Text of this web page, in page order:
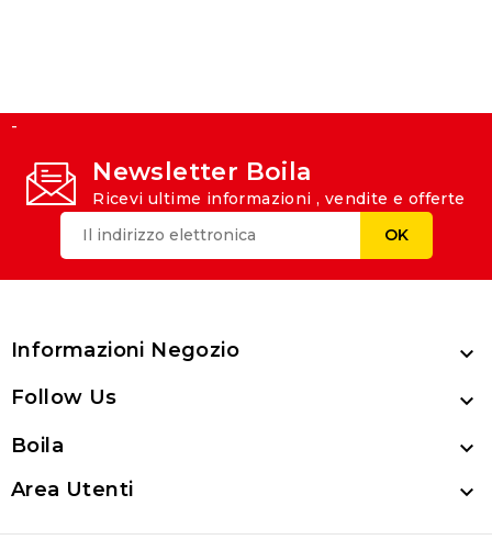
-
Newsletter Boila
Ricevi ultime informazioni , vendite e offerte
Informazioni Negozio 
Follow Us 
Boila 
Area Utenti 